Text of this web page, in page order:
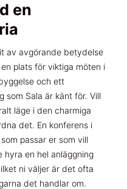
en
av avgörande betydelse
plats för viktiga möten i
och ett
som Sala är känt för. Vill
läge i den charmiga
det. En konferens i
passar er som vill
hyra en hel anläggning
ni väljer är det ofta
det handlar om.